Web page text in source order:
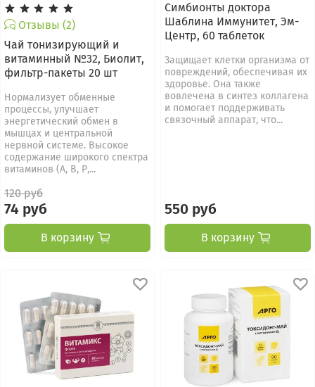
Отзывы (2)
Чай тонизирующий и
витаминный №32, Биолит,
фильтр-пакеты 20 шт
Нормализует обменные
процессы, улучшает
энергетический обмен в
мышцах и центральной
нервной системе. Высокое
содержание широкого спектра
витаминов (А, В, Р,...
120 руб
74 руб
В корзину
Симбионты доктора
Шаблина Иммунитет, Эм-
Центр, 60 таблеток
Защищает клетки организма от
повреждений, обеспечивая их
здоровье. Она также
вовлечена в синтез коллагена
и помогает поддерживать
связочный аппарат, что...
550 руб
В корзину